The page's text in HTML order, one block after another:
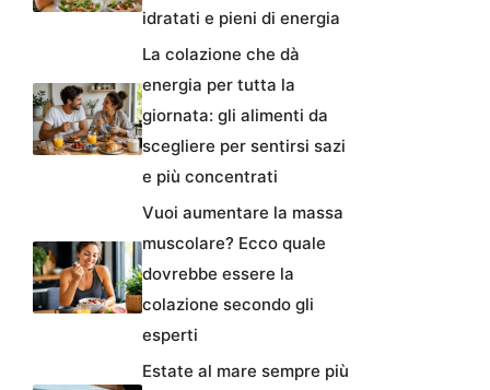
idratati e pieni di energia
La colazione che dà
energia per tutta la
giornata: gli alimenti da
scegliere per sentirsi sazi
e più concentrati
Vuoi aumentare la massa
muscolare? Ecco quale
dovrebbe essere la
colazione secondo gli
esperti
Estate al mare sempre più